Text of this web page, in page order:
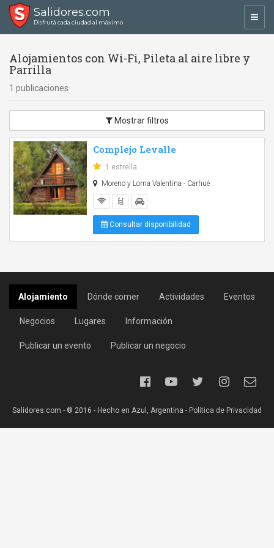
Salidores.com
Disfrutá cada ciudad al máximo
Alojamientos con Wi-Fi, Pileta al aire libre y
Parrilla
1 publicaciones
Mostrar filtros
Complejo Levalle
1 estrella
Moreno y Loma Valentina - Carhué
Consultar disponibilidad
Alojamiento Dónde comer Actividades Eventos
Negocios Lugares Información
Publicar un evento Publicar un negocio
Salidores.com - ® 2016 - Hecho en Azul, Argentina - Política de Privacidad